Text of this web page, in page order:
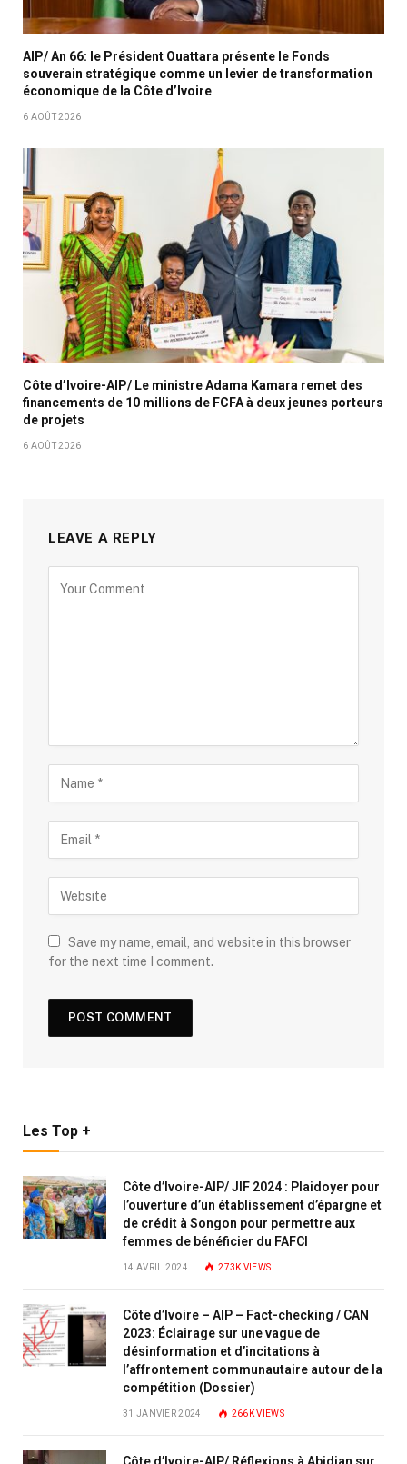
AIP/ An 66: le Président Ouattara présente le Fonds
souverain stratégique comme un levier de transformation
économique de la Côte d’Ivoire
6 AOÛT 2026
Côte d’Ivoire-AIP/ Le ministre Adama Kamara remet des
financements de 10 millions de FCFA à deux jeunes porteurs
de projets
6 AOÛT 2026
LEAVE A REPLY
Save my name, email, and website in this browser
for the next time I comment.
Les Top +
Côte d’Ivoire-AIP/ JIF 2024 : Plaidoyer pour
l’ouverture d’un établissement d’épargne et
de crédit à Songon pour permettre aux
femmes de bénéficier du FAFCI
14 AVRIL 2024 273KVIEWS
Côte d’Ivoire – AIP – Fact-checking / CAN
2023: Éclairage sur une vague de
désinformation et d’incitations à
l’affrontement communautaire autour de la
compétition (Dossier)
31 JANVIER 2024 266KVIEWS